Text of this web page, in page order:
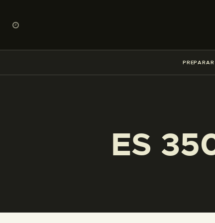
ES